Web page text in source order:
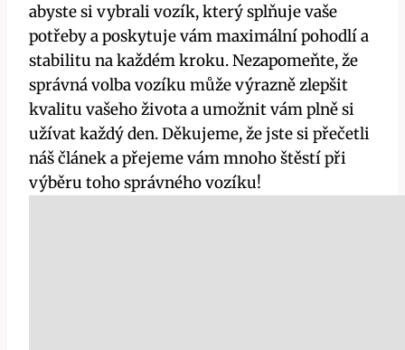
abyste si vybrali vozík, který splňuje vaše
potřeby a poskytuje vám maximální pohodlí a
stabilitu na každém kroku. Nezapomeňte, že
správná volba vozíku může výrazně zlepšit
kvalitu vašeho života a umožnit vám plně si
užívat každý den. Děkujeme, že jste si přečetli
náš článek a přejeme vám mnoho štěstí při
výběru toho správného vozíku!